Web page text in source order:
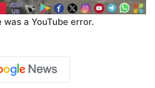
was a YouTube error.